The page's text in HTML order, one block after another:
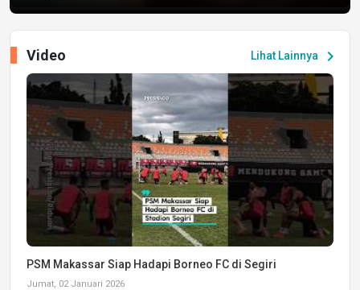
Lihat Lainnya chevron_right
Video
PSM Makassar Siap Hadapi Borneo FC di Segiri
Jumat, 02 Januari 2026